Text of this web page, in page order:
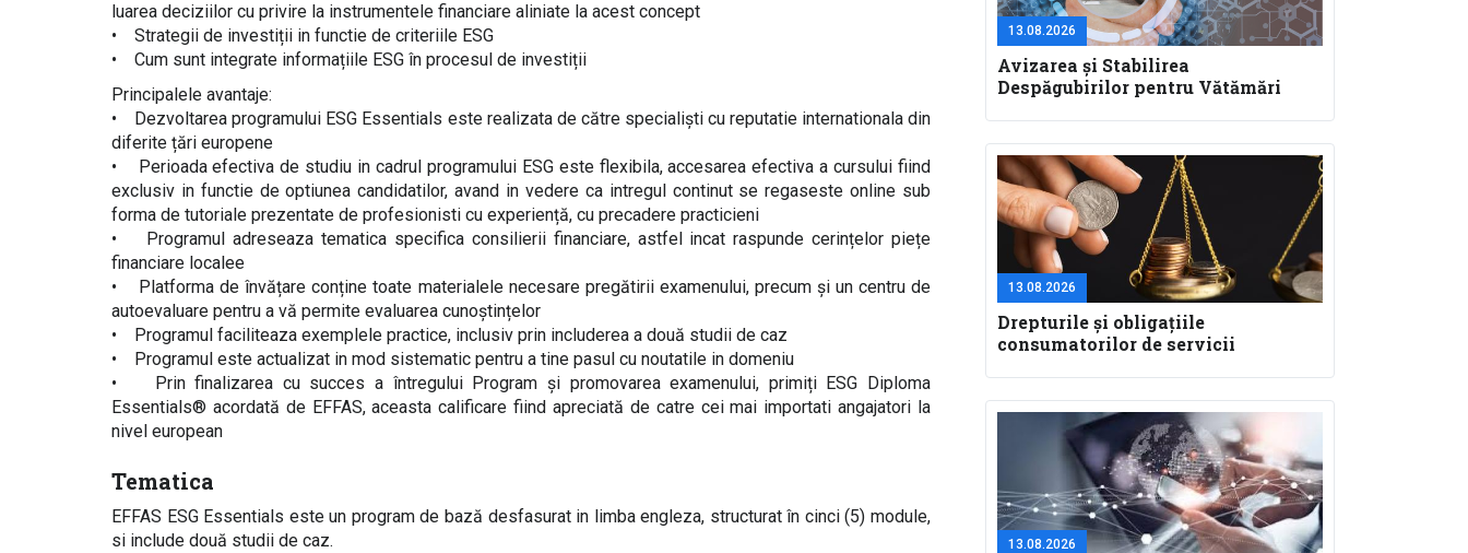
luarea deciziilor cu privire la instrumentele financiare aliniate la acest concept
• Strategii de investiții in functie de criteriile ESG
• Cum sunt integrate informațiile ESG în procesul de investiții
Principalele avantaje:
• Dezvoltarea programului ESG Essentials este realizata de către specialiști cu reputatie internationala din
diferite țări europene
• Perioada efectiva de studiu in cadrul programului ESG este flexibila, accesarea efectiva a cursului fiind
exclusiv in functie de optiunea candidatilor, avand in vedere ca intregul continut se regaseste online sub
forma de tutoriale prezentate de profesionisti cu experiență, cu precadere practicieni
• Programul adreseaza tematica specifica consilierii financiare, astfel incat raspunde cerințelor piețe
financiare localee
• Platforma de învățare conține toate materialele necesare pregătirii examenului, precum și un centru de
autoevaluare pentru a vă permite evaluarea cunoștințelor
• Programul faciliteaza exemplele practice, inclusiv prin includerea a două studii de caz
• Programul este actualizat in mod sistematic pentru a tine pasul cu noutatile in domeniu
• Prin finalizarea cu succes a întregului Program și promovarea examenului, primiți ESG Diploma
Essentials® acordată de EFFAS, aceasta calificare fiind apreciată de catre cei mai importati angajatori la
nivel european
Tematica
EFFAS ESG Essentials este un program de bază desfasurat in limba engleza, structurat în cinci (5) module,
si include două studii de caz.
13.08.2026
Avizarea și Stabilirea
Despăgubirilor pentru Vătămări
Specialiștii în Constatare Daune
13.08.2026
Drepturile și obligațiile
consumatorilor de servicii
13.08.2026